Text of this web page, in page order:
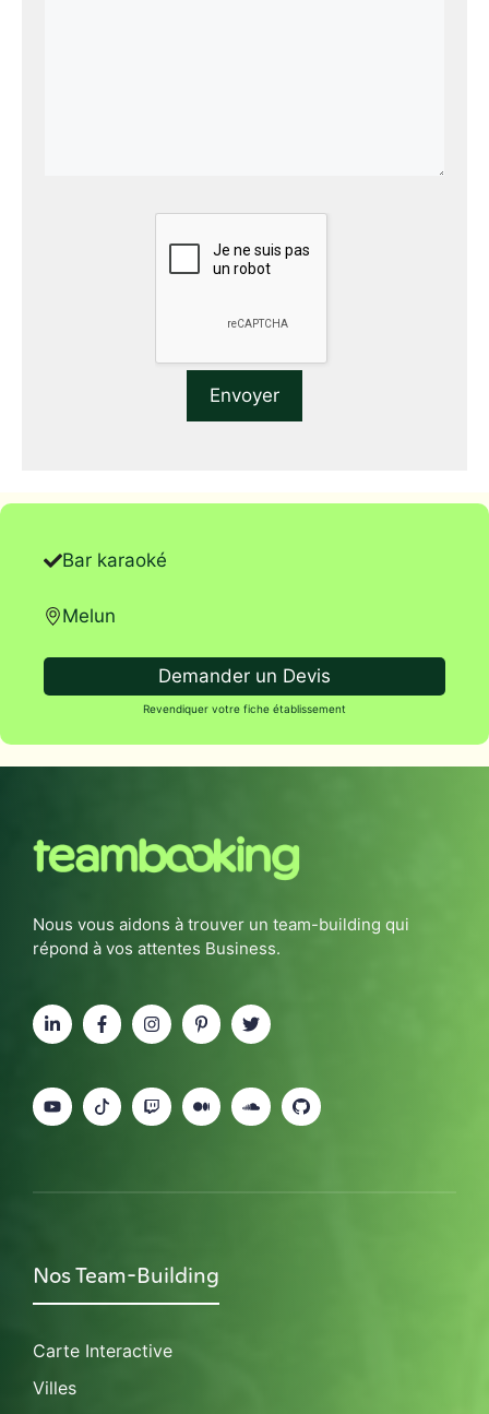
Bar karaoké
Melun
Demander un Devis
Revendiquer votre fiche établissement
Nous vous aidons à trouver un team-building qui
répond à vos attentes Business.
Nos Team-Building
Carte Interactive
Villes